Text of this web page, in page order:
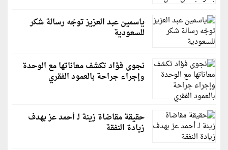
ياسمين عبد العزيز توجّه رسالة شكر
للسعودية
نجوى فؤاد تكشف معاناتها مع الوحدة
وإجراء جراحة بالعمود الفقري
حقيقة مقاضاة زينة لـ أحمد عز بهدف
زيادة النفقة